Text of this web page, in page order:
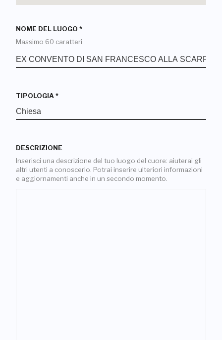
NOME DEL LUOGO *
Massimo 60 caratteri
TIPOLOGIA *
DESCRIZIONE
Inserisci una descrizione del tuo luogo del cuore: aiuterai gli
altri utenti a conoscerlo. Potrai inserire ulteriori informazioni
e aggiornamenti anche in un secondo momento.